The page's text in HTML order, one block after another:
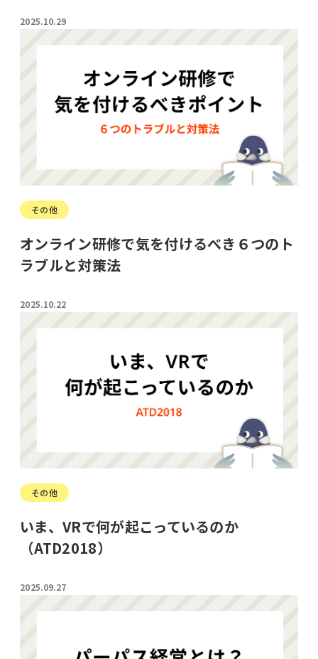
2025.10.29
その他
オンライン研修で気を付けるべき６つのト
ラブルと対策法
2025.10.22
その他
いま、VRで何が起こっているのか
（ATD2018）
2025.09.27